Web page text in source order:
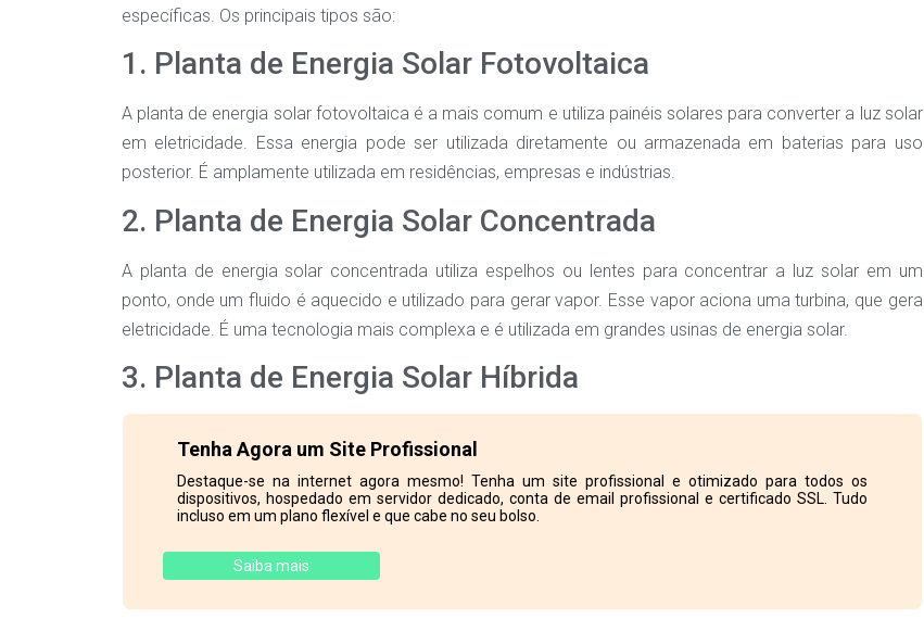
específicas. Os principais tipos são:
1. Planta de Energia Solar Fotovoltaica
A planta de energia solar fotovoltaica é a mais comum e utiliza painéis solares para converter a luz solar
em eletricidade. Essa energia pode ser utilizada diretamente ou armazenada em baterias para uso
posterior. É amplamente utilizada em residências, empresas e indústrias.
2. Planta de Energia Solar Concentrada
A planta de energia solar concentrada utiliza espelhos ou lentes para concentrar a luz solar em um
ponto, onde um fluido é aquecido e utilizado para gerar vapor. Esse vapor aciona uma turbina, que gera
eletricidade. É uma tecnologia mais complexa e é utilizada em grandes usinas de energia solar.
3. Planta de Energia Solar Híbrida
Tenha Agora um Site Profissional
Destaque-se na internet agora mesmo! Tenha um site profissional e otimizado para todos os
dispositivos, hospedado em servidor dedicado, conta de email profissional e certificado SSL. Tudo
incluso em um plano flexível e que cabe no seu bolso.
Saiba mais